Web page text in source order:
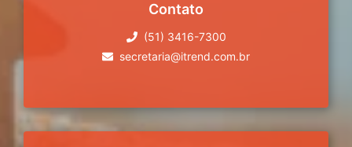
Contato
(51) 3416-7300
secretaria@itrend.com.br